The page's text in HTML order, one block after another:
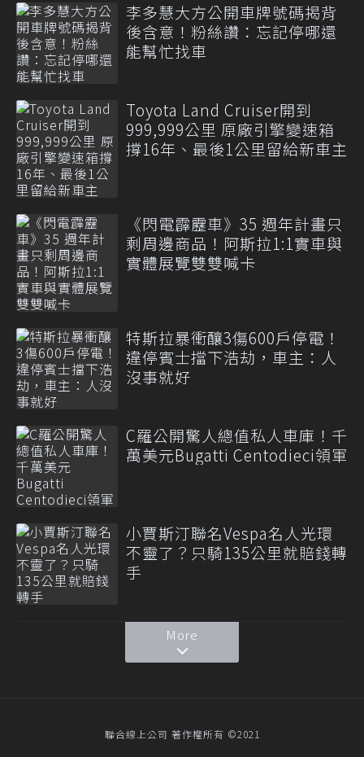
李多慧大方公開車牌號碼揭背
後含意！粉絲讚：忘記停哪還
能幫忙找車
Toyota Land Cruiser開到
999,999公里 原廠引擎變速箱
撐16年、最後1公里留給新車主
《閃電霹靂車》35 週年計畫只
剩周邊商品！阿斯拉1:1實車與
實體展覽雙雙喊卡
特斯拉暴衝釀3傷600戶停電！
違停賓士擋下浩劫，車主：人
沒事就好
C羅公開驚人總值私人車庫！千
萬美元Bugatti Centodieci領軍
小賈斯汀聯名Vespa名人光環
不靈了？只騎135公里就賠錢轉
手
More
聯合線上公司 著作權所有 ©2021